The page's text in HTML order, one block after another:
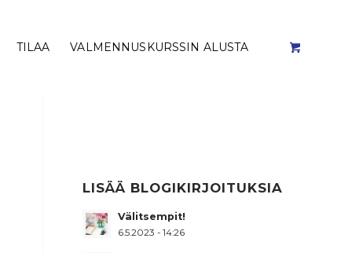
TILAA VALMENNUSKURSSIN ALUSTA
LISÄÄ BLOGIKIRJOITUKSIA
Välitsempit!
6.5.2023 - 14:26